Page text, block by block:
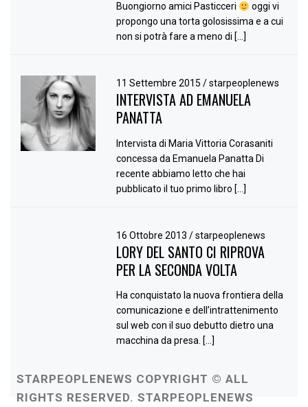
Buongiorno amici Pasticceri
oggi vi
propongo una torta golosissima e a cui
non si potrà fare a meno di […]
11 Settembre 2015/ starpeoplenews
INTERVISTA AD EMANUELA
PANATTA
Intervista di Maria Vittoria Corasaniti
concessa da Emanuela Panatta Di
recente abbiamo letto che hai
pubblicato il tuo primo libro […]
16 Ottobre 2013/ starpeoplenews
LORY DEL SANTO CI RIPROVA
PER LA SECONDA VOLTA
Ha conquistato la nuova frontiera della
comunicazione e dell’intrattenimento
sul web con il suo debutto dietro una
macchina da presa. […]
STARPEOPLENEWS COPYRIGHT © ALL
RIGHTS RESERVED. STARPEOPLENEWS